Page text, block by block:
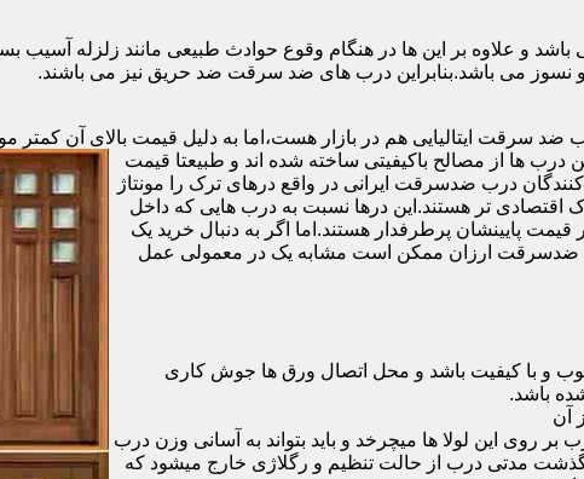
و علاوه بر این ها در هنگام وقوع حوادث طبیعی مانند زلزله آسیب
می باشد.بنابراین درب های ضد سرقت ضد حریق نیز می باشند.
سرقت ایتالیایی هم در بازار هست،اما به دلیل قیمت بالای آن کمتر
ها از مصالح باکیفیتی ساخته شده اند و طبیعتا قیمت
درب ضدسرقت ایرانی در واقع درهای ترک را مونتاژ
اقتصادی تر هستند.این درها نسبت به درب هایی که داخل
پایینشان پرطرفدار هستند.اما اگر به دنبال خرید یک
ضدسرقت ارزان ممکن است مشابه یک در معمولی عمل
و با کیفیت باشد و محل اتصال ورق ها جوش کاری
روی این لولا ها میچرخد و باید بتواند به آسانی وزن درب
گذشت مدتی درب از حالت تنظیم و رگلاژی خارج میشود که